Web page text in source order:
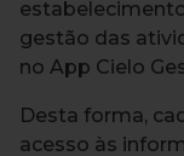
gestão das
no App Cielo
Desta forma,
acesso às